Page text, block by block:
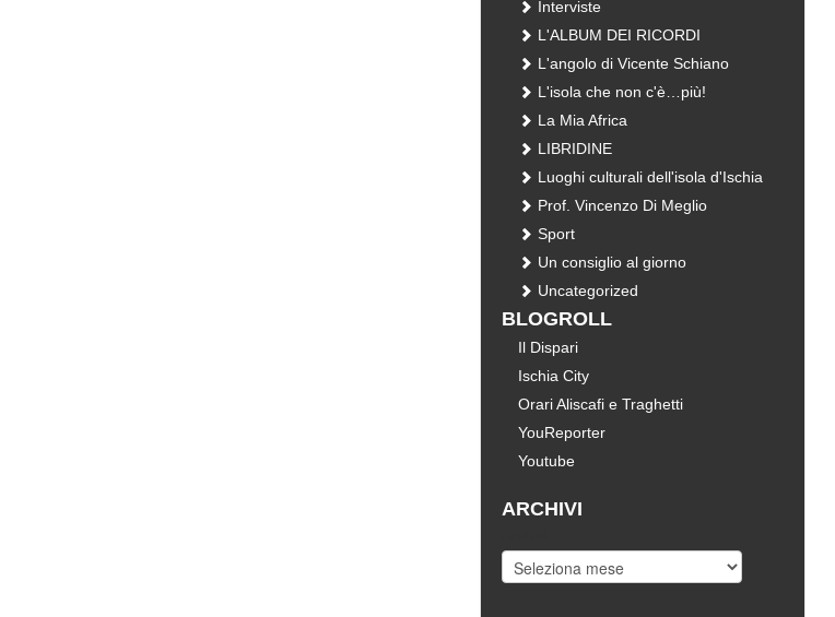
Interviste
L'ALBUM DEI RICORDI
L'angolo di Vicente Schiano
L'isola che non c'è…più!
La Mia Africa
LIBRIDINE
Luoghi culturali dell'isola d'Ischia
Prof. Vincenzo Di Meglio
Sport
Un consiglio al giorno
Uncategorized
BLOGROLL
Il Dispari
Ischia City
Orari Aliscafi e Traghetti
YouReporter
Youtube
ARCHIVI